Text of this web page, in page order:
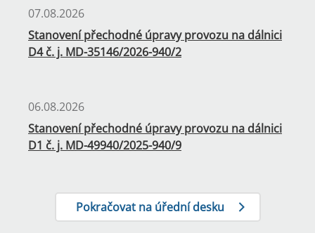
07.08.2026
Stanovení přechodné úpravy provozu na dálnici
D4 č. j. MD-35146/2026-940/2
06.08.2026
Stanovení přechodné úpravy provozu na dálnici
D1 č. j. MD-49940/2025-940/9
Pokračovat na úřední desku